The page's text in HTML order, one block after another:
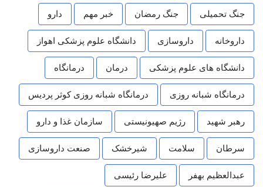
جنگ تحمیلی جنگ رمضان خبر مهم دارو
داروخانه داروسازی دانشگاه علوم پزشکی اهواز
دانشگاه های علوم پزشکی درمان درمانگاه
درمانگاه شبانه روزی درمانگاه شبانه روزی کوثر پردیس
رهبر شهید رژیم صهیونیستی سازمان غذا و دارو
سرطان سلامت شیرخشک صنعت داروسازی
عبدالعظیم بهفر علیرضا رئیسی